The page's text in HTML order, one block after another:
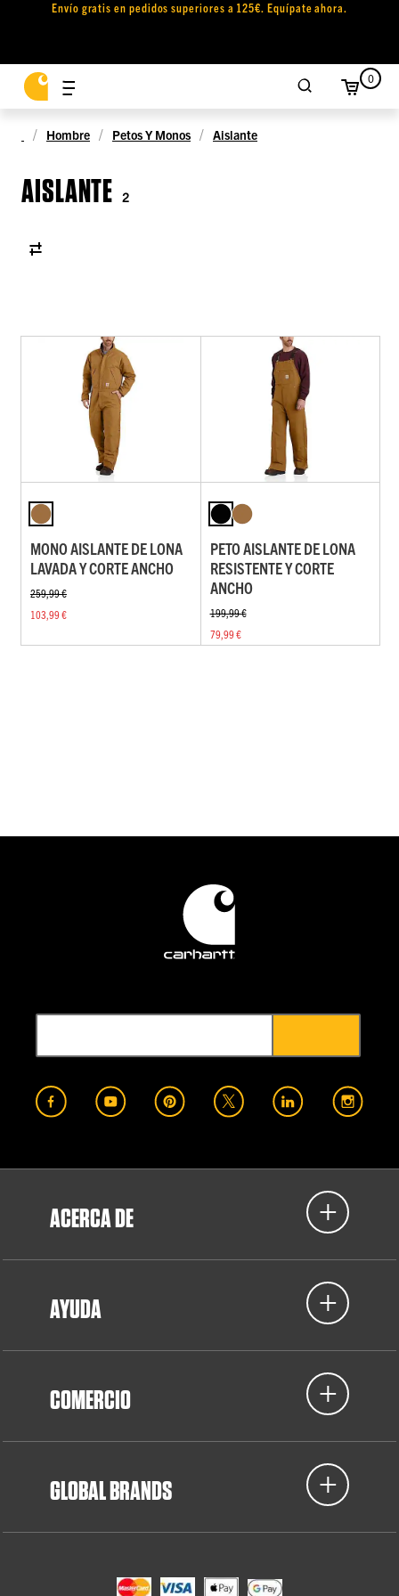
Envío gratis en pedidos superiores a 125€. Equípate ahora.
0
Hombre Petos Y Monos Aislante
AISLANTE 2
MONO AISLANTE DE LONA
LAVADA Y CORTE ANCHO
259,99 €
103,99 €
PETO AISLANTE DE LONA
RESISTENTE Y CORTE
ANCHO
199,99 €
79,99 €
ACERCA DE
AYUDA
COMERCIO
GLOBAL BRANDS